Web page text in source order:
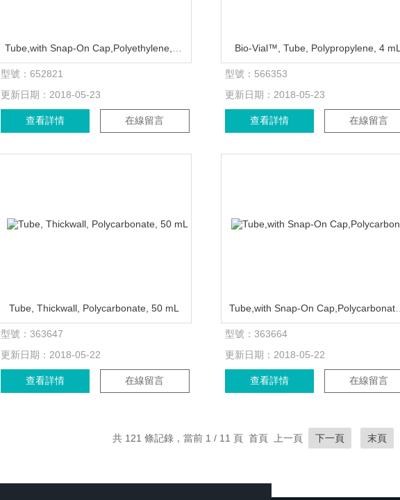
型號： 652821
更新日期： 2018-05-23
查看詳情 在線留言
Bio-Vial™, Tube, Polypropylene, 4 mL
型號： 566353
更新日期： 2018-05-23
查看詳情 在線留言
Tube, Thickwall, Polycarbonate, 50 mL
型號： 363647
更新日期： 2018-05-22
查看詳情 在線留言
型號： 363664
更新日期： 2018-05-22
查看詳情 在線留言
共 121 條記錄，當前 1 / 11 頁 首頁 上一頁 下一頁 末頁